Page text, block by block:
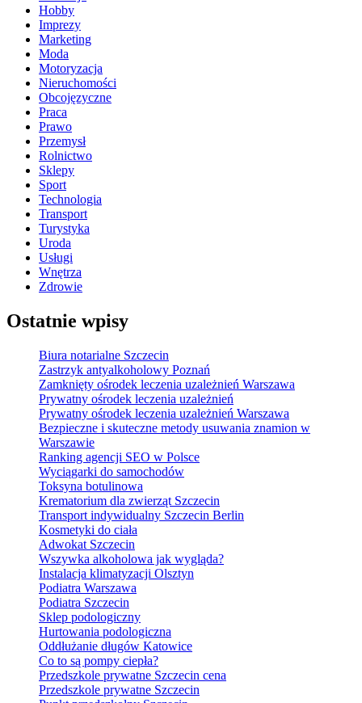
Hobby
Imprezy
Marketing
Moda
Motoryzacja
Nieruchomości
Obcojęzyczne
Praca
Prawo
Przemysł
Rolnictwo
Sklepy
Sport
Technologia
Transport
Turystyka
Uroda
Usługi
Wnętrza
Zdrowie
Ostatnie wpisy
Biura notarialne Szczecin
Zastrzyk antyalkoholowy Poznań
Zamknięty ośrodek leczenia uzależnień Warszawa
Prywatny ośrodek leczenia uzależnień
Prywatny ośrodek leczenia uzależnień Warszawa
Bezpieczne i skuteczne metody usuwania znamion w
Warszawie
Ranking agencji SEO w Polsce
Wyciągarki do samochodów
Toksyna botulinowa
Krematorium dla zwierząt Szczecin
Transport indywidualny Szczecin Berlin
Kosmetyki do ciała
Adwokat Szczecin
Wszywka alkoholowa jak wygląda?
Instalacja klimatyzacji Olsztyn
Podiatra Warszawa
Podiatra Szczecin
Sklep podologiczny
Hurtowania podologiczna
Oddłużanie długów Katowice
Co to są pompy ciepła?
Przedszkole prywatne Szczecin cena
Przedszkole prywatne Szczecin